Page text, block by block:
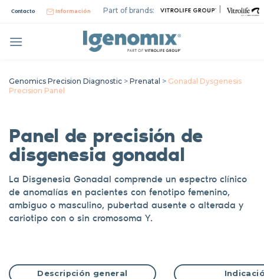
Contacto Información Part of brands:
Genomics Precision Diagnostic > Prenatal > Gonadal Dysgenesis
Precision Panel
Panel de precisión de
disgenesia gonadal
La Disgenesia Gonadal comprende un espectro clínico
de anomalías en pacientes con fenotipo femenino,
ambiguo o masculino, pubertad ausente o alterada y
cariotipo con o sin cromosoma Y.
Descripción general